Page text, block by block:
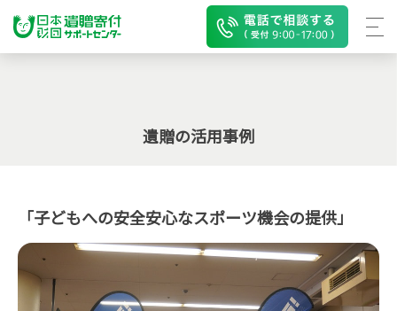
遺贈の活用事例
「子どもへの安全安心なスポーツ機会の提供」